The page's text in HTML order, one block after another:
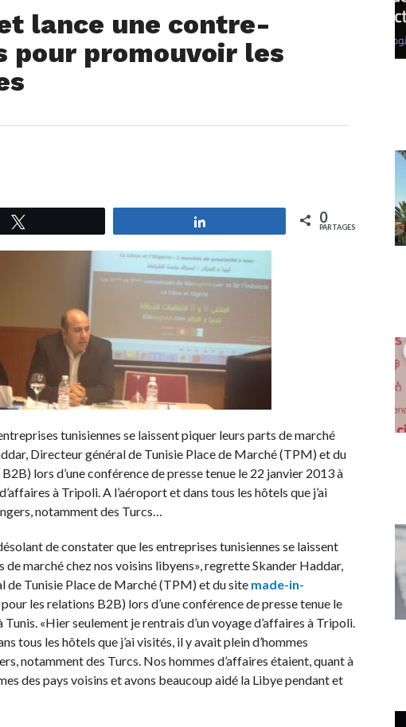
lance une contre-
pour promouvoir les
0
PARTAGES
tunisiennes se laissent piquer leurs parts de marché
Directeur général de Tunisie Place de Marché (TPM) et du
lors d’une conférence de presse tenue le 22 janvier 2013 à
à Tripoli. A l’aéroport et dans tous les hôtels que j’ai
notamment des Turcs…
de constater que les entreprises tunisiennes se laissent
de marché chez nos voisins libyens», regrette Skander Haddar,
de Tunisie Place de Marché (TPM) et du site made-in-
les relations B2B) lors d’une conférence de presse tenue le
«Hier seulement je rentrais d’un voyage d’affaires à Tripoli.
tous les hôtels que j’ai visités, il y avait plein d’hommes
notamment des Turcs. Nos hommes d’affaires étaient, quant à
des pays voisins et avons beaucoup aidé la Libye pendant et